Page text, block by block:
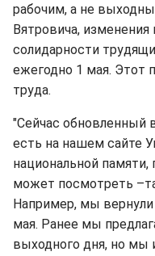
рабочим, а не
Вятровича, изменения
солидарности
ежегодно 1 мая. Этот
труда.
"Сейчас обновленный
есть на нашем сайте
национальной
может посмотреть
Например, мы
мая. Ранее мы
выходного дня, но мы